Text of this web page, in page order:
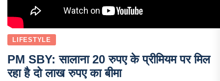
LIFESTYLE
PM SBY: सालाना 20 रुपए के प्रीमियम पर मिल
रहा है दो लाख रुपए का बीमा